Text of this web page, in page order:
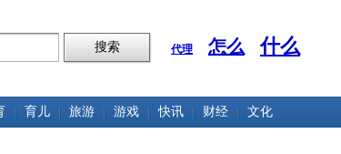
代理 怎么 什么
育儿 旅游 游戏 快讯 财经 文化